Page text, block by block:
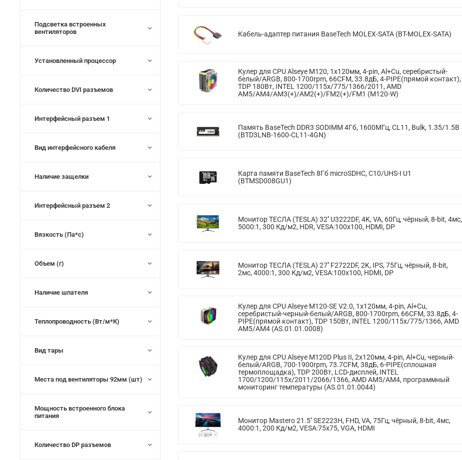
Кабель-адаптер питания BaseTech MOLEX-SATA (BT-MOLEX-SATA)
Кулер для CPU Alseye M120, 1х120мм, 4-pin, Al+Cu, серебристый-
белый/ARGB, 800-1700rpm, 66CFM, 33.8дБ, 4-PIPE(прямой контакт),
TDP 180Вт, INTEL 1200/115x/775/1366/2011, AMD
AM5/AM4/AM3(+)/AM2(+)/FM2(+)/FM1 (M120-W)
Память BaseTech DDR3 SODIMM 4Гб, 1600МГц, CL11, Bulk, 1.35/1.5В
(BTD3LNB-1600-CL11-4GN)
Карта памяти BaseTech 8Гб microSDHC, C10/UHS-I U1
(BTMSD008GU1)
Монитор ТЕСЛА (TESLA) 32'' U3222DF, 4K, VA, 60Гц, чёрный, 8-bit, 4мс,
5000:1, 300 Кд/м2, HDR, VESA:100x100, HDMI, DP
Монитор ТЕСЛА (TESLA) 27'' F2722DF, 2K, IPS, 75Гц, чёрный, 8-bit,
2мс, 4000:1, 300 Кд/м2, VESA:100x100, HDMI, DP
Кулер для CPU Alseye M120-SE V2.0, 1х120мм, 4-pin, Al+Cu,
серебристый-черный-белый/ARGB, 800-1700rpm, 66CFM, 33.8дБ, 4-
PIPE(прямой контакт), TDP 150Вт, INTEL 1200/115x/775/1366, AMD
AM5/AM4 (AS.01.01.0008)
Кулер для CPU Alseye M120D Plus II, 2х120мм, 4-pin, Al+Cu, черный-
белый/ARGB, 700-1900rpm, 73.7CFM, 38дБ, 6-PIPE(сплошная
термоплощадка), TDP 200Вт, LCD-дисплей, INTEL
1700/1200/115x/2011/2066/1366, AMD AM5/AM4, программный
мониторинг температуры (AS.01.01.0044)
Монитор Mastero 21.5'' SE2223H, FHD, VA, 75Гц, чёрный, 8-bit, 4мс,
4000:1, 200 Кд/м2, VESA:75x75, VGA, HDMI
Подсветка встроенных
вентиляторов
Установленный процессор
Количество DVI разъемов
Интерфейсный разъем 1
Вид интерфейсного кабеля
Наличие защелки
Интерфейсный разъем 2
Вязкость (Па*с)
Объем (г)
Наличие шпателя
Теплопроводность (Вт/м*К)
Вид тары
Места под вентиляторы 92мм (шт)
Мощность встроенного блока
питания
Количество DP разъемов